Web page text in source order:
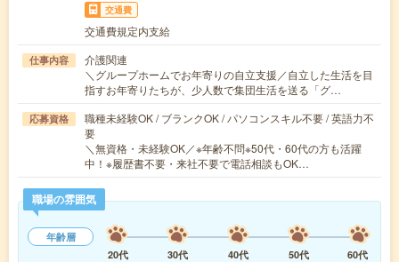
交通費
交通費規定内支給
仕事内容
介護関連
＼グループホームでお年寄りの自立支援／自立した生活を目
指すお年寄りたちが、少人数で集団生活を送る「グ…
応募資格
職種未経験OK / ブランクOK / パソコンスキル不要 / 英語力不
要
＼無資格・未経験OK／※年齢不問※50代・60代の方も活躍
中！※履歴書不要・来社不要で電話相談もOK…
職場の雰囲気
年齢層
20代
30代 40代 50代
60代